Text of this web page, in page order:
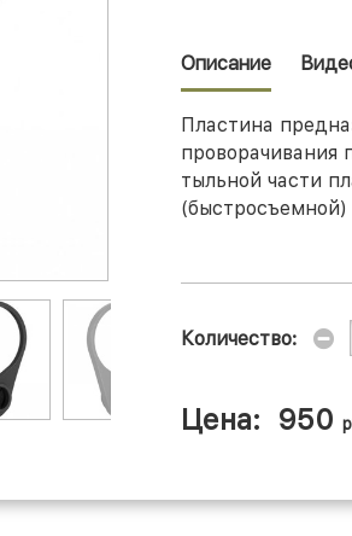
Описание
Пластина
проворачивания
тыльной части
(быстросъемной)
Количество:
Цена: 950